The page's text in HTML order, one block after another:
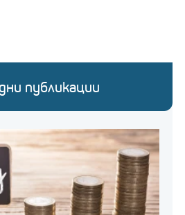
публикации